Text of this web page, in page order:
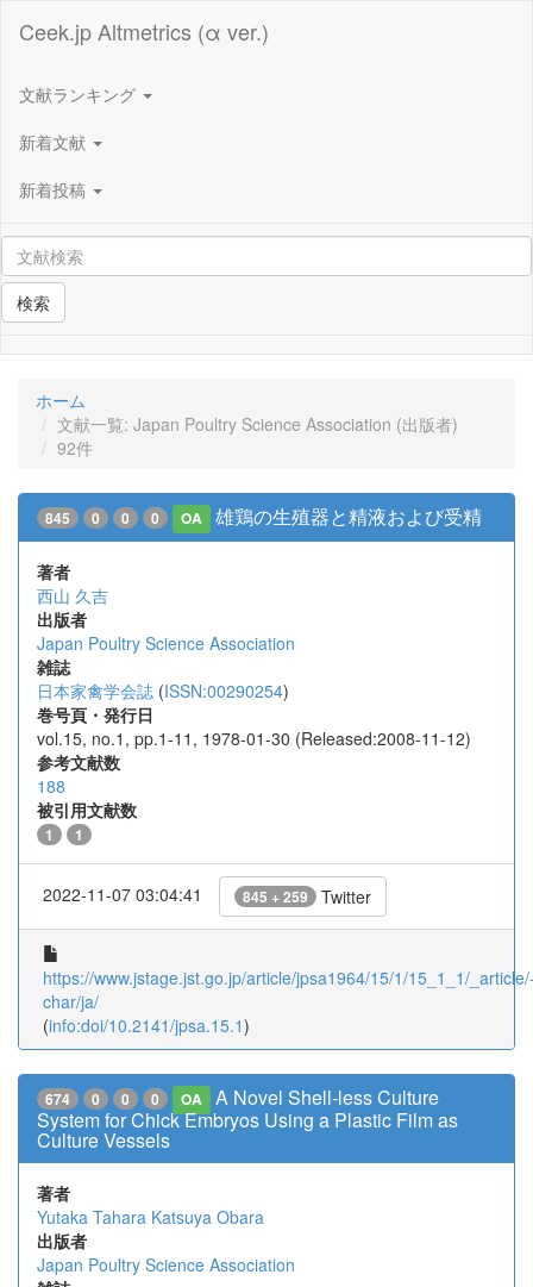
Ceek.jp Altmetrics (α ver.)
文献ランキング
新着文献
新着投稿
検索
ホーム
文献一覧: Japan Poultry Science Association (出版者)
92件
845 0 0 0 OA 雄鶏の生殖器と精液および受精
著者
西山 久吉
出版者
Japan Poultry Science Association
雑誌
日本家禽学会誌 (ISSN:00290254)
巻号頁・発行日
vol.15, no.1, pp.1-11, 1978-01-30 (Released:2008-11-12)
参考文献数
188
被引用文献数
1 1
2022-11-07 03:04:41 845 + 259 Twitter
https://www.jstage.jst.go.jp/article/jpsa1964/15/1/15_1_1/
char/ja/
(info:doi/10.2141/jpsa.15.1)
674 0 0 0 OA
A Novel Shell-less Culture
System for Chick Embryos Using a Plastic Film as
Culture Vessels
著者
Yutaka Tahara Katsuya Obara
出版者
Japan Poultry Science Association